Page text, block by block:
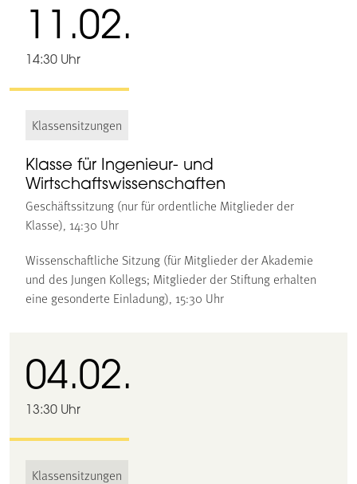
11.02.
14:30 Uhr
Klassensitzungen
Klasse für Ingenieur- und
Wirtschaftswissenschaften
Geschäftssitzung (nur für ordentliche Mitglieder der
Klasse), 14:30 Uhr
Wissenschaftliche Sitzung (für Mitglieder der Akademie
und des Jungen Kollegs; Mitglieder der Stiftung erhalten
eine gesonderte Einladung), 15:30 Uhr
04.02.
13:30 Uhr
Klassensitzungen